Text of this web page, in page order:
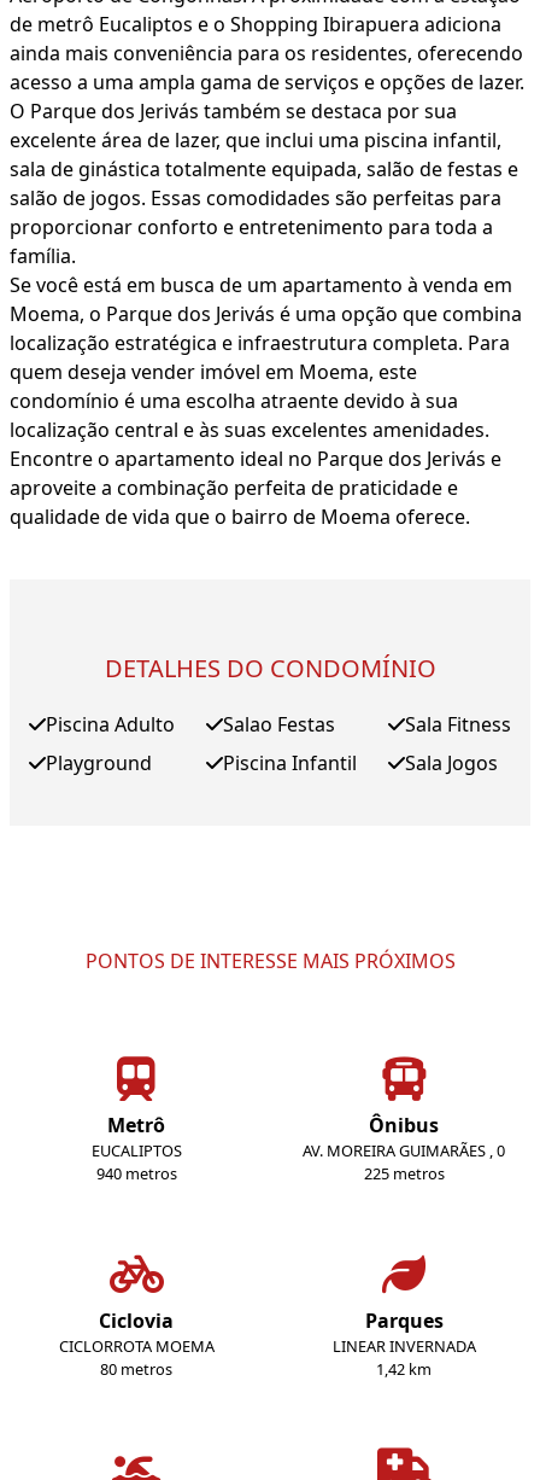
de metrô Eucaliptos e o Shopping Ibirapuera adiciona
ainda mais conveniência para os residentes, oferecendo
acesso a uma ampla gama de serviços e opções de lazer.
O Parque dos Jerivás também se destaca por sua
excelente área de lazer, que inclui uma piscina infantil,
sala de ginástica totalmente equipada, salão de festas e
salão de jogos. Essas comodidades são perfeitas para
proporcionar conforto e entretenimento para toda a
família.
Se você está em busca de um apartamento à venda em
Moema, o Parque dos Jerivás é uma opção que combina
localização estratégica e infraestrutura completa. Para
quem deseja vender imóvel em Moema, este
condomínio é uma escolha atraente devido à sua
localização central e às suas excelentes amenidades.
Encontre o apartamento ideal no Parque dos Jerivás e
aproveite a combinação perfeita de praticidade e
qualidade de vida que o bairro de Moema oferece.
DETALHES DO CONDOMÍNIO
Piscina Adulto
Playground
Salao Festas
Piscina Infantil
Sala Fitness
Sala Jogos
PONTOS DE INTERESSE MAIS PRÓXIMOS
Metrô
EUCALIPTOS
940 metros
Ônibus
AV. MOREIRA GUIMARÃES , 0
225 metros
Ciclovia
CICLORROTA MOEMA
80 metros
Parques
LINEAR INVERNADA
1,42 km